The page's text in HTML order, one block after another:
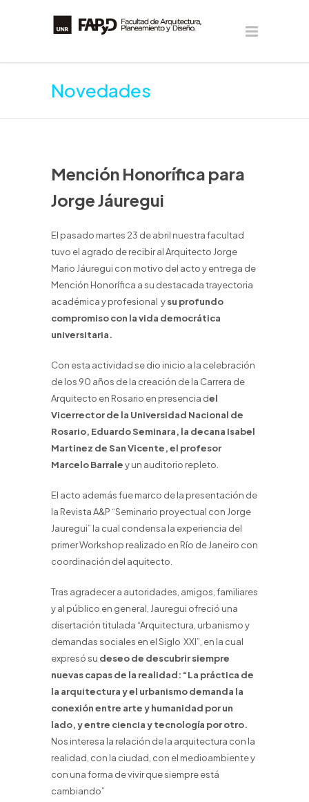
Novedades
Mención Honorífica para
Jorge Jáuregui
El pasado martes 23 de abril nuestra facultad
tuvo el agrado de recibir al Arquitecto Jorge
Mario Jáuregui con motivo del acto y entrega de
Mención Honorífica a su destacada trayectoria
académica y profesional ysu profundo
compromiso con la vida democrática
universitaria.
Con esta actividad se dio inicio a la celebración
de los 90 años de la creación de la Carrera de
Arquitecto en Rosario en presencia del
Vicerrector de la Universidad Nacional de
Rosario, Eduardo Seminara, la decana Isabel
Martinez de San Vicente, el profesor
Marcelo Barraley un auditorio repleto.
El acto además fue marco de la presentación de
la Revista A&P “Seminario proyectual con Jorge
Jauregui” la cual condensa la experiencia del
primer Workshop realizado en Río de Janeiro con
coordinación del aquitecto.
Tras agradecer a autoridades, amigos, familiares
y al público en general, Jauregui ofreció una
disertación titulada “Arquitectura, urbanismo y
demandas sociales en el Siglo XXI”, en la cual
expresó su deseo de descubrir siempre
nuevas capas de la realidad: “La práctica de
la arquitectura y el urbanismo demanda la
conexión entre arte y humanidad por un
lado, y entre ciencia y tecnología por otro.
Nos interesa la relación de la arquitectura con la
realidad, con la ciudad, con el medioambiente y
con una forma de vivir que siempre está
cambiando”